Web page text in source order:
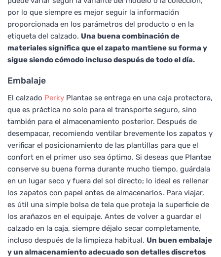
por lo que siempre es mejor seguir la información
proporcionada en los parámetros del producto o en la
etiqueta del calzado. Una buena combinación de
materiales significa que el zapato mantiene su forma y
sigue siendo cómodo incluso después de todo el día.
Embalaje
El calzado Perky Plantae se entrega en una caja protectora,
que es práctica no solo para el transporte seguro, sino
también para el almacenamiento posterior. Después de
desempacar, recomiendo ventilar brevemente los zapatos y
verificar el posicionamiento de las plantillas para que el
confort en el primer uso sea óptimo. Si deseas que Plantae
conserve su buena forma durante mucho tiempo, guárdala
en un lugar seco y fuera del sol directo; lo ideal es rellenar
los zapatos con papel antes de almacenarlos. Para viajar,
es útil una simple bolsa de tela que proteja la superficie de
los arañazos en el equipaje. Antes de volver a guardar el
calzado en la caja, siempre déjalo secar completamente,
incluso después de la limpieza habitual. Un buen embalaje
y un almacenamiento adecuado son detalles discretos